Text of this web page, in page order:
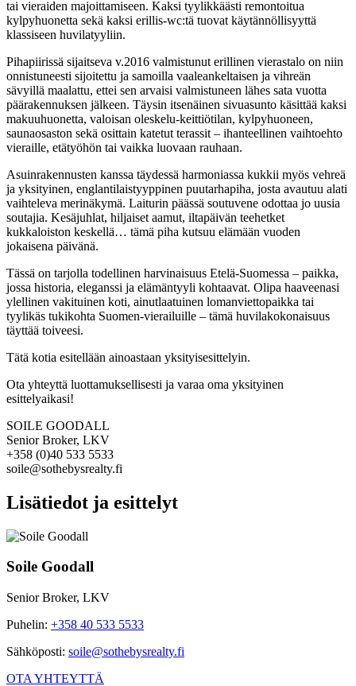
tai vieraiden majoittamiseen. Kaksi tyylikkäästi remontoitua
kylpyhuonetta sekä kaksi erillis-wc:tä tuovat käytännöllisyyttä
klassiseen huvilatyyliin.
Pihapiirissä sijaitseva v.2016 valmistunut erillinen vierastalo on niin
onnistuneesti sijoitettu ja samoilla vaaleankeltaisen ja vihreän
sävyillä maalattu, ettei sen arvaisi valmistuneen lähes sata vuotta
päärakennuksen jälkeen. Täysin itsenäinen sivuasunto käsittää kaksi
makuuhuonetta, valoisan oleskelu-keittiötilan, kylpyhuoneen,
saunaosaston sekä osittain katetut terassit – ihanteellinen vaihtoehto
vieraille, etätyöhön tai vaikka luovaan rauhaan.
Asuinrakennusten kanssa täydessä harmoniassa kukkii myös vehreä
ja yksityinen, englantilaistyyppinen puutarhapiha, josta avautuu alati
vaihteleva merinäkymä. Laiturin päässä soutuvene odottaa jo uusia
soutajia. Kesäjuhlat, hiljaiset aamut, iltapäivän teehetket
kukkaloiston keskellä… tämä piha kutsuu elämään vuoden
jokaisena päivänä.
Tässä on tarjolla todellinen harvinaisuus Etelä-Suomessa – paikka,
jossa historia, eleganssi ja elämäntyyli kohtaavat. Olipa haaveenasi
ylellinen vakituinen koti, ainutlaatuinen lomanviettopaikka tai
tyylikäs tukikohta Suomen-vierailuille – tämä huvilakokonaisuus
täyttää toiveesi.
Tätä kotia esitellään ainoastaan yksityisesittelyin.
Ota yhteyttä luottamuksellisesti ja varaa oma yksityinen
esittelyaikasi!
SOILE GOODALL
Senior Broker, LKV
+358 (0)40 533 5533
soile@sothebysrealty.fi
Lisätiedot ja esittelyt
Soile Goodall
Senior Broker, LKV
Puhelin: +358 40 533 5533
Sähköposti: soile@sothebysrealty.fi
OTA YHTEYTTÄ